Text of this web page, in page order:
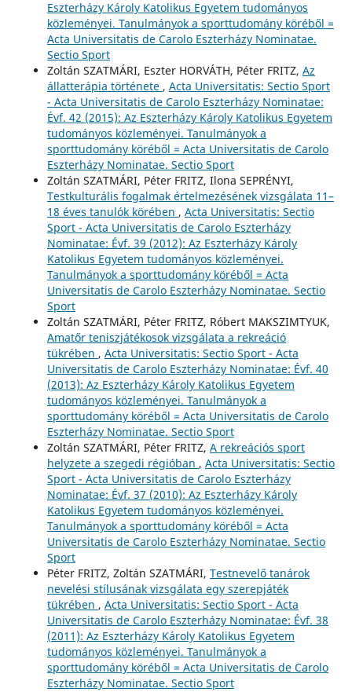
Eszterházy Károly Katolikus Egyetem tudományos
közleményei. Tanulmányok a sporttudomány köréből =
Acta Universitatis de Carolo Eszterházy Nominatae.
Sectio Sport
Zoltán SZATMÁRI, Eszter HORVÁTH, Péter FRITZ, Az
állatterápia története , Acta Universitatis: Sectio Sport
- Acta Universitatis de Carolo Eszterházy Nominatae:
Évf. 42 (2015): Az Eszterházy Károly Katolikus Egyetem
tudományos közleményei. Tanulmányok a
sporttudomány köréből = Acta Universitatis de Carolo
Eszterházy Nominatae. Sectio Sport
Zoltán SZATMÁRI, Péter FRITZ, Ilona SEPRÉNYI,
Testkulturális fogalmak értelmezésének vizsgálata 11–
18 éves tanulók körében , Acta Universitatis: Sectio
Sport - Acta Universitatis de Carolo Eszterházy
Nominatae: Évf. 39 (2012): Az Eszterházy Károly
Katolikus Egyetem tudományos közleményei.
Tanulmányok a sporttudomány köréből = Acta
Universitatis de Carolo Eszterházy Nominatae. Sectio
Sport
Zoltán SZATMÁRI, Péter FRITZ, Róbert MAKSZIMTYUK,
Amatőr teniszjátékosok vizsgálata a rekreáció
tükrében , Acta Universitatis: Sectio Sport - Acta
Universitatis de Carolo Eszterházy Nominatae: Évf. 40
(2013): Az Eszterházy Károly Katolikus Egyetem
tudományos közleményei. Tanulmányok a
sporttudomány köréből = Acta Universitatis de Carolo
Eszterházy Nominatae. Sectio Sport
Zoltán SZATMÁRI, Péter FRITZ, A rekreációs sport
helyzete a szegedi régióban , Acta Universitatis: Sectio
Sport - Acta Universitatis de Carolo Eszterházy
Nominatae: Évf. 37 (2010): Az Eszterházy Károly
Katolikus Egyetem tudományos közleményei.
Tanulmányok a sporttudomány köréből = Acta
Universitatis de Carolo Eszterházy Nominatae. Sectio
Sport
Péter FRITZ, Zoltán SZATMÁRI, Testnevelő tanárok
nevelési stílusának vizsgálata egy szerepjáték
tükrében , Acta Universitatis: Sectio Sport - Acta
Universitatis de Carolo Eszterházy Nominatae: Évf. 38
(2011): Az Eszterházy Károly Katolikus Egyetem
tudományos közleményei. Tanulmányok a
sporttudomány köréből = Acta Universitatis de Carolo
Eszterházy Nominatae. Sectio Sport